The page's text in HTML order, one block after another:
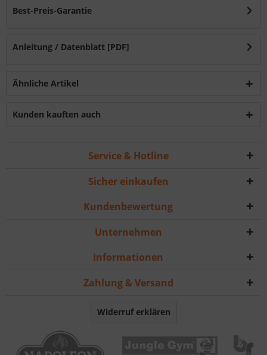
Best-Preis-Garantie
Anleitung / Datenblatt [PDF]
Ähnliche Artikel
Kunden kauften auch
Service & Hotline
Sicher einkaufen
Kundenbewertung
Unternehmen
Informationen
Zahlung & Versand
Widerruf erklären